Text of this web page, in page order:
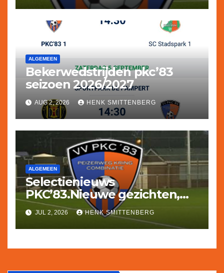
ALGEMEEN
Bekerwedstrijden pkc’83
seizoen 2026/2027
AUG 2, 2026 HENK SMITTENBERG
ALGEMEEN
Selectienieuws
PKC’83.Nieuwe gezichten,
een terugkerende trainer en
afscheid van een aantal
oudgedienden.
JUL 2, 2026 HENK SMITTENBERG